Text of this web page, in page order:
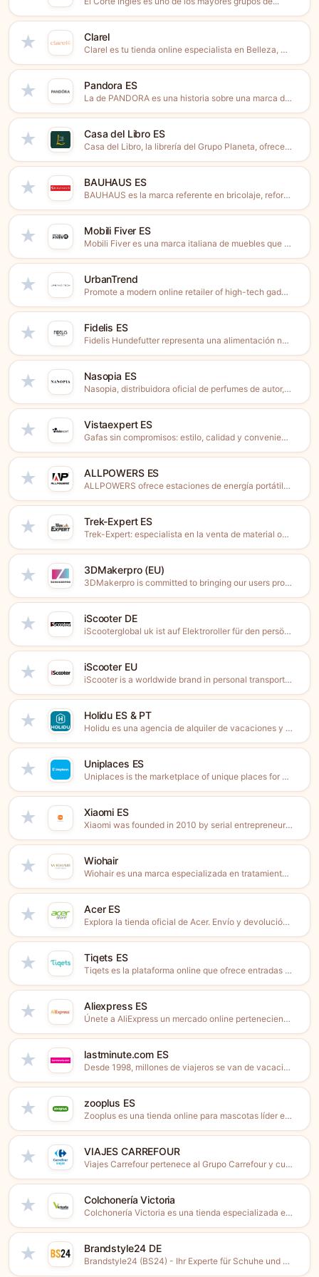
★ Clarel
Clarel es tu tienda online especialista en Belleza, Cuidado Personal...
★ Pandora ES
La de PANDORA es una historia sobre una marca de...
★ Casa del Libro ES
Casa del Libro, la librería del Grupo Planeta, ofrece el...
★ BAUHAUS ES
BAUHAUS es la marca referente en bricolaje, reformas, decoración, jardín...
★ Mobili Fiver ES
Mobili Fiver es una marca italiana de muebles que combina...
★ UrbanTrend
Promote a modern online retailer of high-tech gadgets, PC peripherals,...
★ Fidelis ES
Fidelis Hundefutter representa una alimentación natural, adecuada a la especie...
★ Nasopia ES
Nasopia, distribuidora oficial de perfumes de autor, ofrece más de...
★ Vistaexpert ES
Gafas sin compromisos: estilo, calidad y conveniencia.Vistaexpert es una tienda...
★ ALLPOWERS ES
ALLPOWERS ofrece estaciones de energía portátiles, sistemas de almacenamiento solar...
★ Trek-Expert ES
Trek-Expert: especialista en la venta de material outdoor, senderismo, trail...
★ 3DMakerpro (EU)
3DMakerpro is committed to bringing our users professional and cost-effective...
★ iScooter DE
iScooterglobal uk ist auf Elektroroller für den persönlichen Transport spezialisiert....
★ iScooter EU
iScooter is a worldwide brand in personal transportation, including E-scooters,...
★ Holidu ES & PT
Holidu es una agencia de alquiler de vacaciones y una...
★ Uniplaces ES
Uniplaces is the marketplace of unique places for students, young...
★ Xiaomi ES
Xiaomi was founded in 2010 by serial entrepreneur Lei Jun,...
★ Wiohair
Wiohair es una marca especializada en tratamientos anticaída naturales formulados...
★ Acer ES
Explora la tienda oficial de Acer. Envío y devolución gratis...
★ Tiqets ES
Tiqets es la plataforma online que ofrece entradas enviadas al...
★ Aliexpress ES
Únete a AliExpress un mercado online perteneciente al grupo Alibaba...
★ lastminute.com ES
Desde 1998, millones de viajeros se van de vacaciones con...
★ zooplus ES
Zooplus es una tienda online para mascotas líder en Europa...
★ VIAJES CARREFOUR
Viajes Carrefour pertenece al Grupo Carrefour y cuenta con más...
★ Colchonería Victoria
Colchonería Victoria es una tienda especializada en descanso fundada en...
★ Brandstyle24 DE
Brandstyle24 (BS24) - Ihr Experte für Schuhe und Sneakers. Entdecken...